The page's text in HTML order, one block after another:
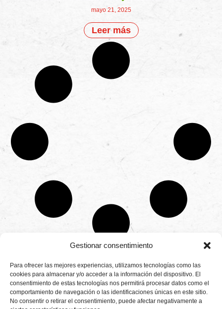
Gestionar consentimiento
Para ofrecer las mejores experiencias, utilizamos tecnologías como las
cookies para almacenar y/o acceder a la información del dispositivo. El
consentimiento de estas tecnologías nos permitirá procesar datos como el
comportamiento de navegación o las identificaciones únicas en este sitio.
No consentir o retirar el consentimiento, puede afectar negativamente a
mayo 21, 2025
Leer más
Productores
de
fresas,
frambuesas,
CONTÁCTANOS
Camino de
Montemayor s/n
21800 Moguer.
Huelva ESPAÑA.
Aviso legal
Política de
privacidad
Canal de denuncias